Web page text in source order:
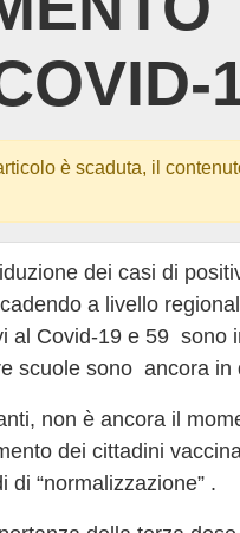
è scaduta, il
dei casi di
a livello
al Covid-19 e 59 sono
scuole sono ancora in
non è ancora il
dei cittadini
“normalizzazione” .